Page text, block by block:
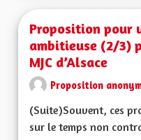
Proposition pour
ambitieuse (2/3)
MJC d’Alsace
Proposition
(Suite)Souvent, ces
sur le temps non